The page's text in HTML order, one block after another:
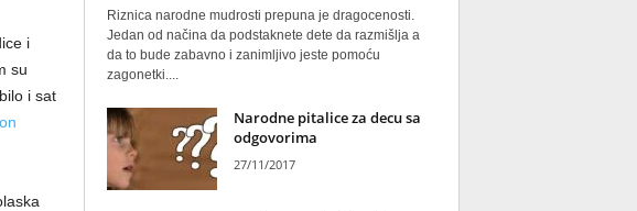
i
su
i sat
Riznica narodne mudrosti prepuna je dragocenosti.
Jedan od načina da podstaknete dete da razmišlja a
da to bude zabavno i zanimljivo jeste pomoću
zagonetki....
Narodne pitalice za decu sa
odgovorima
27/11/2017